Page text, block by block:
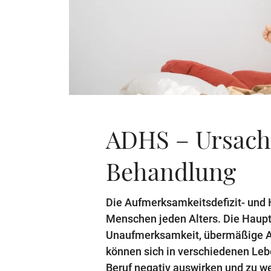
ADHS –
Behandlung
Die Aufmerksamkeitsdefizit- und
Menschen jeden Alters. Die
Unaufmerksamkeit, übermäßige
können sich in verschiedenen
Beruf negativ auswirken und zu